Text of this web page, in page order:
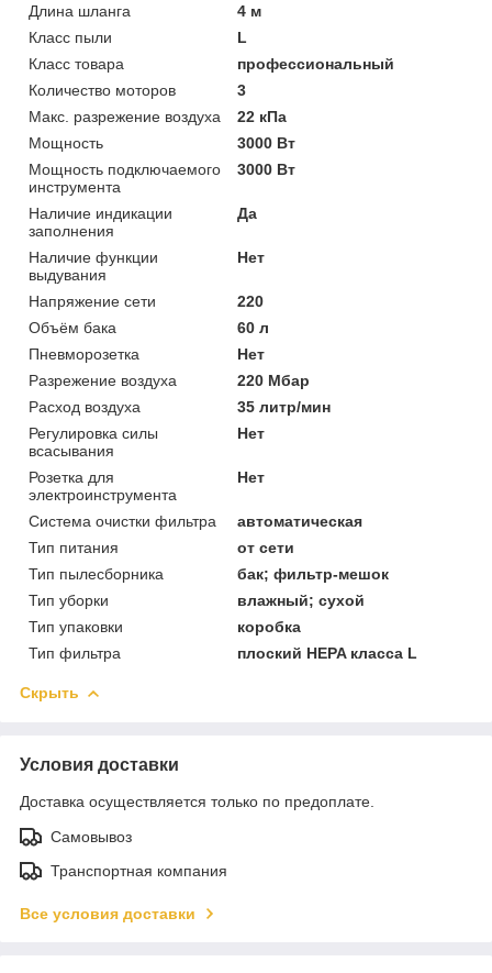
Длина шланга
4 м
Класс пыли
L
Класс товара
профессиональный
Количество моторов
3
Макс. разрежение воздуха
22 кПа
Мощность
3000 Вт
Мощность подключаемого
инструмента
3000 Вт
Наличие индикации
заполнения
Да
Наличие функции
выдувания
Нет
Напряжение сети
220
Объём бака
60 л
Пневморозетка
Нет
Разрежение воздуха
220 Мбар
Расход воздуха
35 литр/мин
Регулировка силы
всасывания
Нет
Розетка для
электроинструмента
Нет
Система очистки фильтра
автоматическая
Тип питания
от сети
Тип пылесборника
бак; фильтр-мешок
Тип уборки
влажный; сухой
Тип упаковки
коробка
Тип фильтра
плоский HEPA класса L
Скрыть
Условия доставки
Доставка осуществляется только по предоплате.
Самовывоз
Транспортная компания
Все условия доставки